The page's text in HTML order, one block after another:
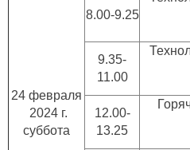
24 февраля
2024 г.
суббота
8.00-9.25
9.35-
11.00
12.00-
13.25